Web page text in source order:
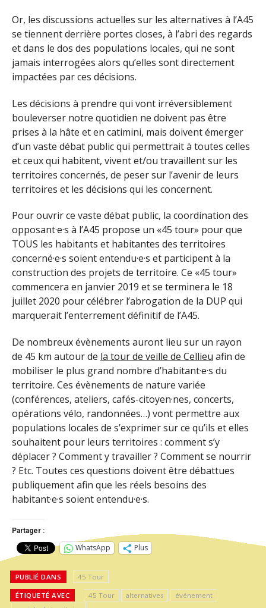
Or, les discussions actuelles sur les alternatives à l’A45
se tiennent derrière portes closes, à l’abri des regards
et dans le dos des populations locales, qui ne sont
jamais interrogées alors qu’elles sont directement
impactées par ces décisions.
Les décisions à prendre qui vont irréversiblement
bouleverser notre quotidien ne doivent pas être
prises à la hâte et en catimini, mais doivent émerger
d’un vaste débat public qui permettrait à toutes celles
et ceux qui habitent, vivent et/ou travaillent sur les
territoires concernés, de peser sur l’avenir de leurs
territoires et les décisions qui les concernent.
Pour ouvrir ce vaste débat public, la coordination des
opposant·e·s à l’A45 propose un «45 tour» pour que
TOUS les habitants et habitantes des territoires
concerné·e·s soient entendu·e·s et participent à la
construction des projets de territoire. Ce «45 tour»
commencera en janvier 2019 et se terminera le 18
juillet 2020 pour célébrer l’abrogation de la DUP qui
marquerait l’enterrement définitif de l’A45.
De nombreux évènements auront lieu sur un rayon
de 45 km autour de la tour de veille de Cellieu afin de
mobiliser le plus grand nombre d’habitant·e·s du
territoire. Ces évènements de nature variée
(conférences, ateliers, cafés-citoyen·nes, concerts,
opérations vélo, randonnées…) vont permettre aux
populations locales de s’exprimer sur ce qu’ils et elles
souhaitent pour leurs territoires : comment s’y
déplacer ? Comment y travailler ? Comment se nourrir
? Etc. Toutes ces questions doivent être débattues
publiquement afin que les réels besoins des
habitant·e·s soient entendu·e·s.
Partager :
WhatsApp Plus
PUBLIÉ DANS 45 Tour
ÉTIQUETÉ AVEC 45 Tour alternatives
événement